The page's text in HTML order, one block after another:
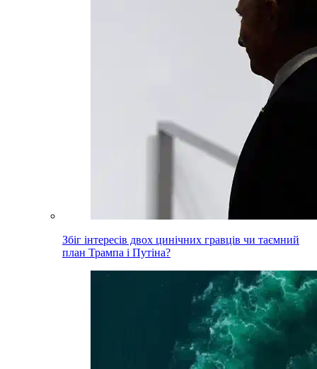
Збіг інтересів двох цинічних гравців чи таємний
план Трампа і Путіна?